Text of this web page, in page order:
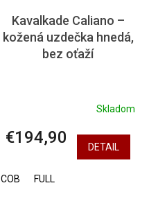
Kavalkade Caliano –
kožená uzdečka hnedá,
bez oťaží
Skladom
€194,90 DETAIL
COB FULL